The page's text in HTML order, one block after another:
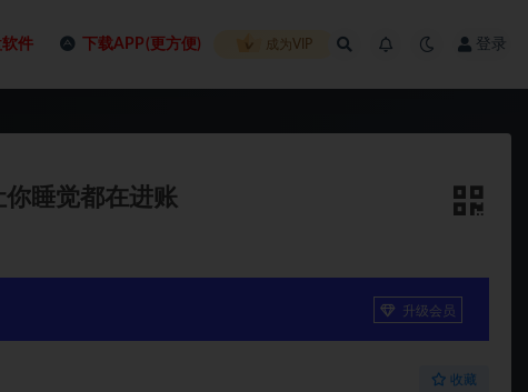
软件 下载APP(更方便) 成为VIP 登录
睡觉都在进账
升级会员
收藏